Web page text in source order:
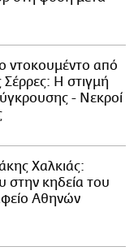
ντοκουμέντο από
Σέρρες: Η στιγμή
- Νεκροί
Χαλκιάς:
στην κηδεία του
Αθηνών